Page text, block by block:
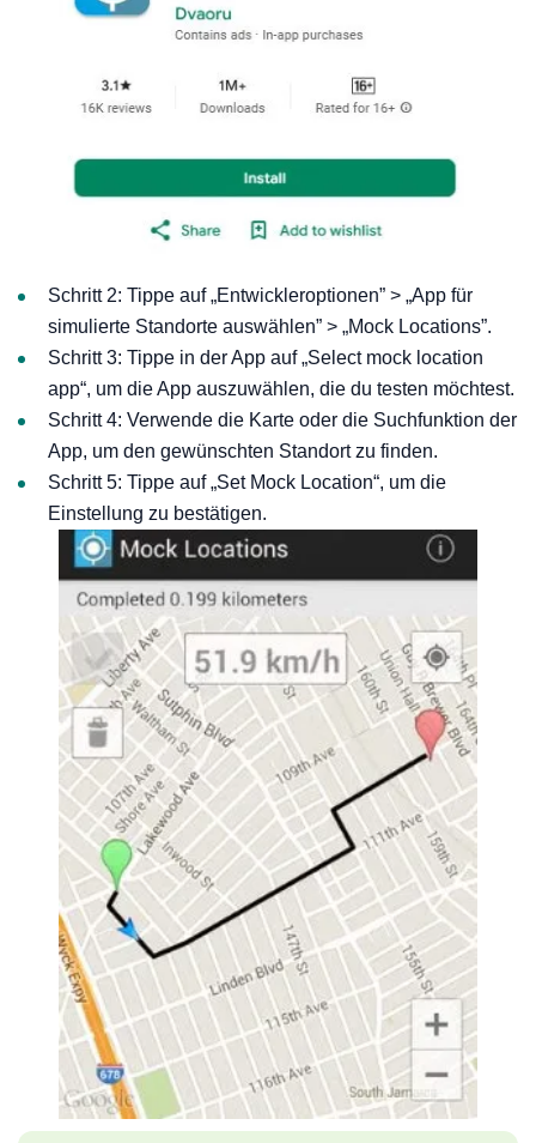
Schritt 2: Tippe auf „Entwickleroptionen” > „App für
simulierte Standorte auswählen” > „Mock Locations”.
Schritt 3: Tippe in der App auf „Select mock location
app“, um die App auszuwählen, die du testen möchtest.
Schritt 4: Verwende die Karte oder die Suchfunktion der
App, um den gewünschten Standort zu finden.
Schritt 5: Tippe auf „Set Mock Location“, um die
Einstellung zu bestätigen.